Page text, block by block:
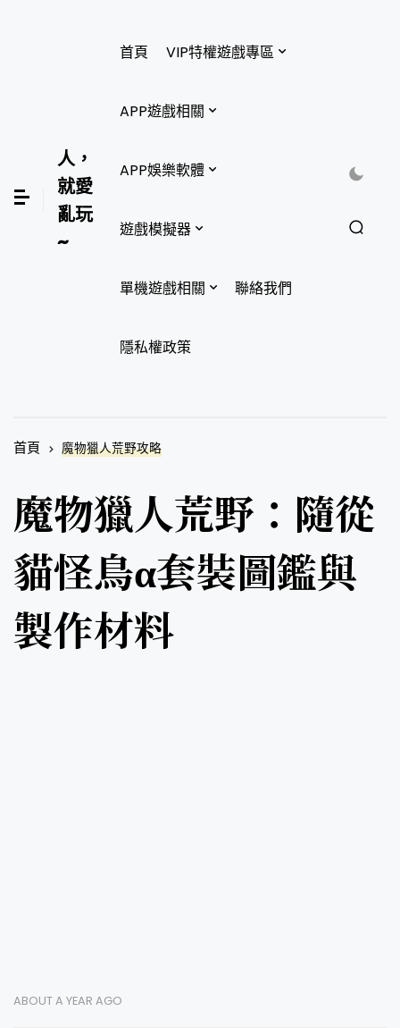
人，
就愛
亂玩
~
首頁 VIP特權遊戲專區
APP遊戲相關
APP娛樂軟體
遊戲模擬器
單機遊戲相關 聯絡我們
隱私權政策
首頁 魔物獵人荒野攻略
魔物獵人荒野：隨從
貓怪鳥α套裝圖鑑與
製作材料
ABOUT A YEAR AGO